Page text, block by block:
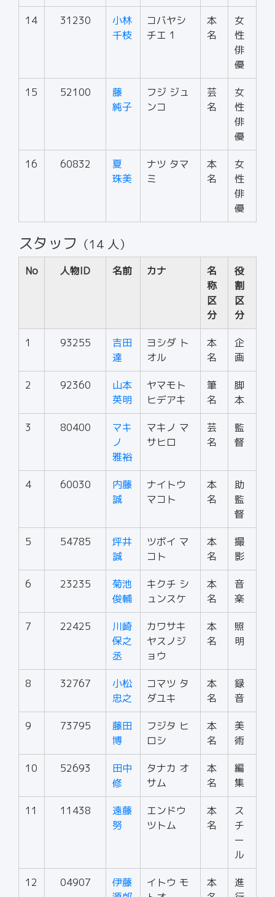
14 31230
小林
千枝
コバヤシ
チエ 1
本
名
女
性
俳
優
15 52100
藤
純子
フジ ジュ
ンコ
芸
名
女
性
俳
優
16 60832
夏
珠美
ナツ タマ
ミ
本
名
女
性
俳
優
スタッフ （14 人）
No 人物ID 名前 カナ
名
称
区
分
役
割
区
分
1 93255
吉田
達
ヨシダ ト
オル
本
名
企
画
2 92360
山本
英明
ヤマモト
ヒデアキ
筆
名
脚
本
3 80400
マキ
ノ
雅裕
マキノ マ
サヒロ
芸
名
監
督
4 60030
内藤
誠
ナイトウ
マコト
本
名
助
監
督
5 54785
坪井
誠
ツボイ マ
コト
本
名
撮
影
6 23235
菊池
俊輔
キクチ シ
ュンスケ
本
名
音
楽
7 22425
川崎
保之
丞
カワサキ
ヤスノジ
ョウ
本
名
照
明
8 32767
小松
忠之
コマツ タ
ダユキ
本
名
録
音
9 73795
藤田
博
フジタ ヒ
ロシ
本
名
美
術
10 52693
田中
修
タナカ オ
サム
本
名
編
集
11 11438
遠藤
努
エンドウ
ツトム
本
名
ス
チ
ー
ル
12 04907
伊藤
イトウ モ
本
進